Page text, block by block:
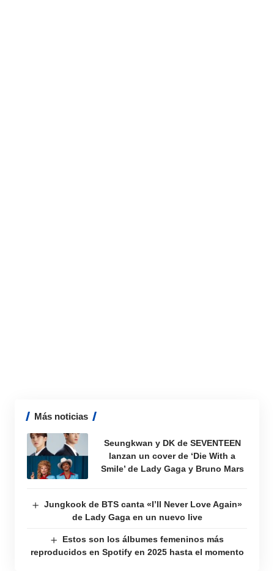
Más noticias
Seungkwan y DK de SEVENTEEN
lanzan un cover de ‘Die With a
Smile’ de Lady Gaga y Bruno Mars
Jungkook de BTS canta «I’ll Never Love Again»
de Lady Gaga en un nuevo live
Estos son los álbumes femeninos más
reproducidos en Spotify en 2025 hasta el momento